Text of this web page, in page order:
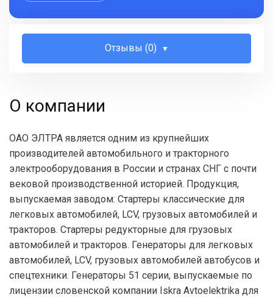
Отзывы (0)
О компании
ОАО ЭЛТРА является одним из крупнейших
производителей автомобильного и тракторного
электрооборудования в России и странах СНГ с почти
вековой производственной историей. Продукция,
выпускаемая заводом: Стартеры классические для
легковых автомобилей, LCV, грузовых автомобилей и
тракторов. Стартеры редукторные для грузовых
автомобилей и тракторов. Генераторы для легковых
автомобилей, LCV, грузовых автомобилей автобусов и
спецтехники. Генераторы 51 серии, выпускаемые по
лицензии словенской компании Iskra Avtoelektrika для